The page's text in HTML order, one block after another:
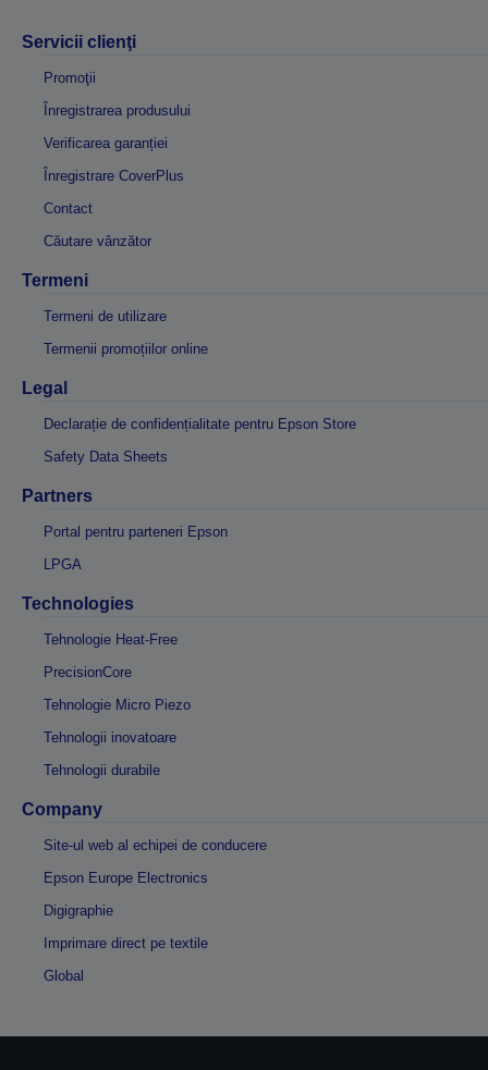
Servicii clienţi
Promoţii
Înregistrarea produsului
Verificarea garanției
Înregistrare CoverPlus
Contact
Căutare vânzător
Termeni
Termeni de utilizare
Termenii promoțiilor online
Legal
Declarație de confidențialitate pentru Epson Store
Safety Data Sheets
Partners
Portal pentru parteneri Epson
LPGA
Technologies
Tehnologie Heat-Free
PrecisionCore
Tehnologie Micro Piezo
Tehnologii inovatoare
Tehnologii durabile
Company
Site-ul web al echipei de conducere
Epson Europe Electronics
Digigraphie
Imprimare direct pe textile
Global